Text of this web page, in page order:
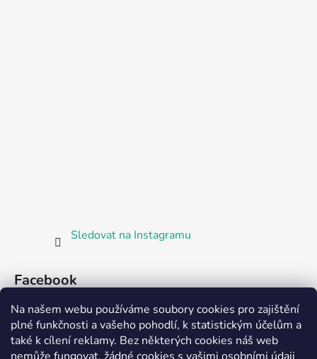
Na našem webu používáme soubory cookies pro zajištění
plné funkčnosti a vašeho pohodlí, k statistickým účelům a
také k cílení reklamy. Bez některých cookies náš web
Sledovat na Instagramu
Facebook